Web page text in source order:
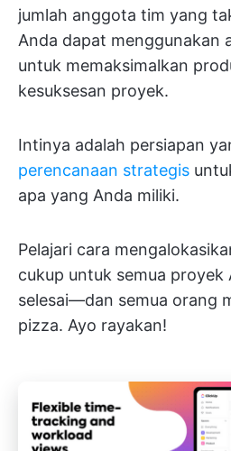
jumlah anggota tim yang
Anda dapat menggunakan
untuk memaksimalkan
kesuksesan proyek.
Intinya adalah persiapan
perencanaan strategis
apa yang Anda miliki.
Pelajari cara
cukup untuk semua proyek
selesai—dan semua orang
pizza. Ayo rayakan!